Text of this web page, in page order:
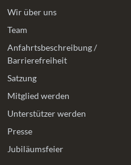
Wir über uns
Team
Anfahrtsbeschreibung /
Barrierefreiheit
Satzung
Mitglied werden
Unterstützer werden
Presse
Jubiläumsfeier